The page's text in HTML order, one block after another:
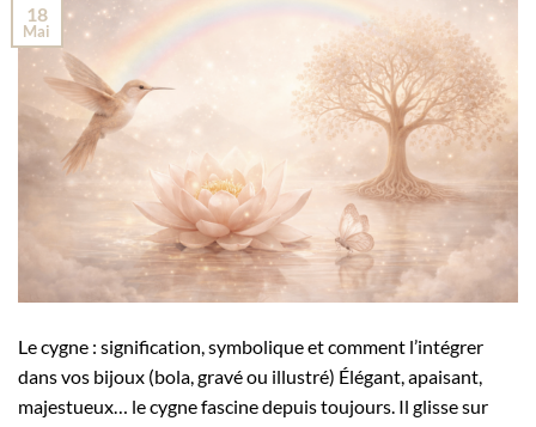
18
Mai
Le cygne : signification, symbolique et comment l’intégrer
dans vos bijoux (bola, gravé ou illustré) Élégant, apaisant,
majestueux… le cygne fascine depuis toujours. Il glisse sur